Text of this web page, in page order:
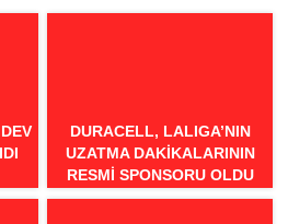
DURACELL, LALIGA’NIN
UZATMA DAKIKALARININ
RESMI SPONSORU OLDU